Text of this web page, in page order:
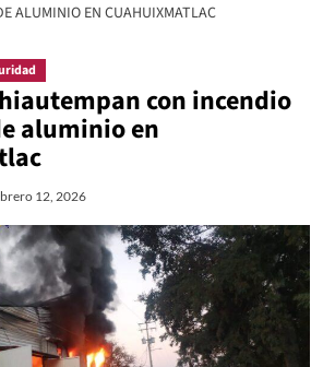
ALUMINIO EN CUAHUIXMATLAC
con incendio
aluminio en
12, 2026